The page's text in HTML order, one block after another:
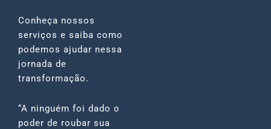
Conheça nossos
serviços e saiba como
podemos ajudar nessa
jornada de
transformação.
“A ninguém foi dado o
poder de roubar sua